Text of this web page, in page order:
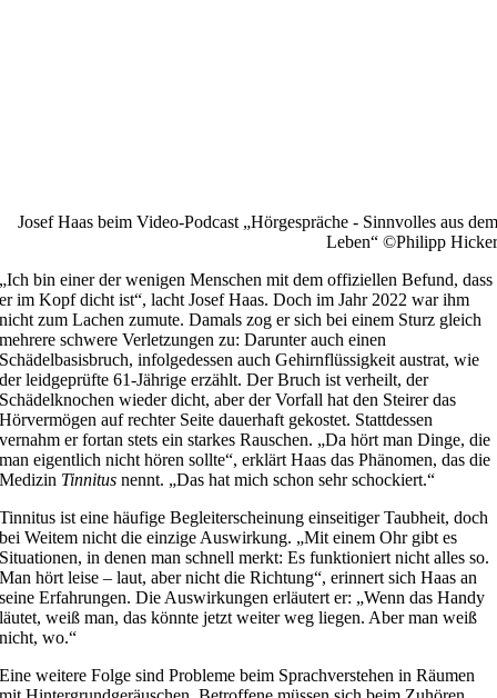
Josef Haas beim Video-Podcast „Hörgespräche - Sinnvolles aus dem
Leben“ ©Philipp Hicker
„Ich bin einer der wenigen Menschen mit dem offiziellen Befund, dass
er im Kopf dicht ist“, lacht Josef Haas. Doch im Jahr 2022 war ihm
nicht zum Lachen zumute. Damals zog er sich bei einem Sturz gleich
mehrere schwere Verletzungen zu: Darunter auch einen
Schädelbasisbruch, infolgedessen auch Gehirnflüssigkeit austrat, wie
der leidgeprüfte 61-Jährige erzählt. Der Bruch ist verheilt, der
Schädelknochen wieder dicht, aber der Vorfall hat den Steirer das
Hörvermögen auf rechter Seite dauerhaft gekostet. Stattdessen
vernahm er fortan stets ein starkes Rauschen. „Da hört man Dinge, die
man eigentlich nicht hören sollte“, erklärt Haas das Phänomen, das die
Medizin Tinnitus nennt. „Das hat mich schon sehr schockiert.“
Tinnitus ist eine häufige Begleiterscheinung einseitiger Taubheit, doch
bei Weitem nicht die einzige Auswirkung. „Mit einem Ohr gibt es
Situationen, in denen man schnell merkt: Es funktioniert nicht alles so.
Man hört leise – laut, aber nicht die Richtung“, erinnert sich Haas an
seine Erfahrungen. Die Auswirkungen erläutert er: „Wenn das Handy
läutet, weiß man, das könnte jetzt weiter weg liegen. Aber man weiß
nicht, wo.“
Eine weitere Folge sind Probleme beim Sprachverstehen in Räumen